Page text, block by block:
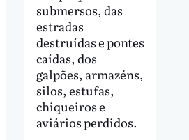
submersos, das
estradas
destruídas e pontes
caídas, dos
galpões, armazéns,
silos, estufas,
chiqueiros e
aviários perdidos.